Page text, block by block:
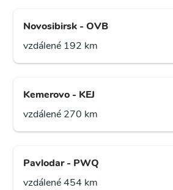
Novosibirsk - OVB
vzdálené 192 km
Kemerovo - KEJ
vzdálené 270 km
Pavlodar - PWQ
vzdálené 454 km